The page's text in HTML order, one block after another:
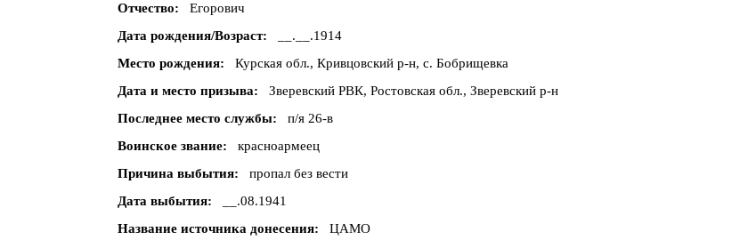
Отчество
Егорович
Дата рождения/Возраст
__.__.1914
Место рождения
Курская обл., Кривцовский р-н, с. Бобрищевка
Дата и место призыва
Зверевский РВК, Ростовская обл., Зверевский р-н
Последнее место службы
п/я 26-в
Воинское звание
красноармеец
Причина выбытия
пропал без вести
Дата выбытия
__.08.1941
Название источника донесения
ЦАМО